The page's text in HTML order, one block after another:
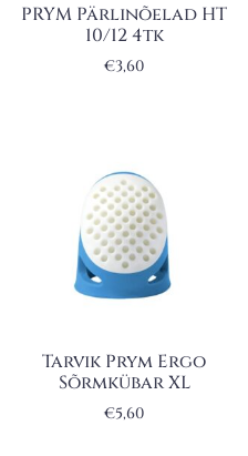
PRYM Pärlinõelad HT
10/12 4tk
€3,60
Tarvik Prym Ergo
Sõrmkübar XL
€5,60